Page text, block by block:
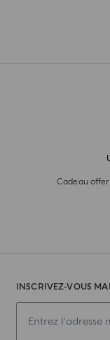
Cadeau
INSCRIVEZ-VOUS